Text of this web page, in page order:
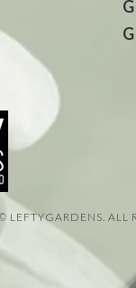
LEFTYGARDENS. ALL